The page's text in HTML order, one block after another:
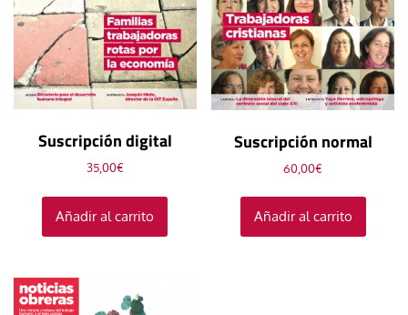
Suscripción digital
35,00€
Añadir al carrito
Suscripción normal
60,00€
Añadir al carrito